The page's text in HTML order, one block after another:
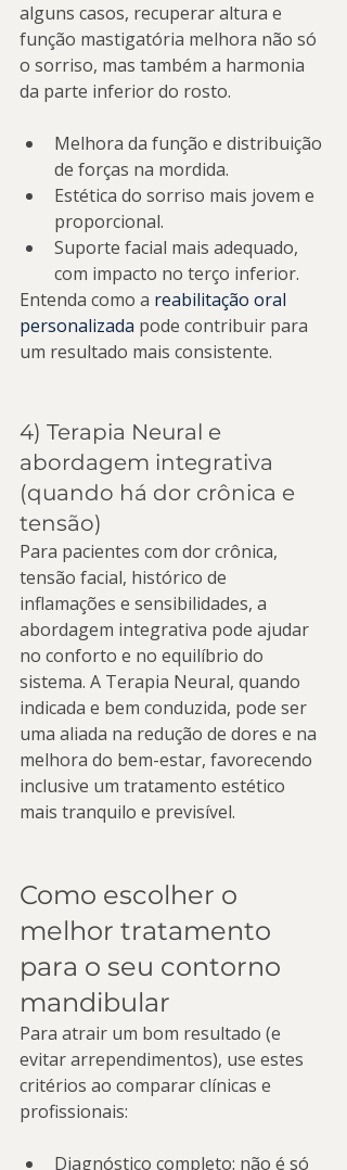
alguns casos, recuperar altura e
função mastigatória melhora não só
o sorriso, mas também a harmonia
da parte inferior do rosto.
Melhora da função e distribuição
de forças na mordida.
Estética do sorriso mais jovem e
proporcional.
Suporte facial mais adequado,
com impacto no terço inferior.
Entenda como a reabilitação oral
personalizada pode contribuir para
um resultado mais consistente.
4) Terapia Neural e
abordagem integrativa
(quando há dor crônica e
tensão)
Para pacientes com dor crônica,
tensão facial, histórico de
inflamações e sensibilidades, a
abordagem integrativa pode ajudar
no conforto e no equilíbrio do
sistema. A Terapia Neural, quando
indicada e bem conduzida, pode ser
uma aliada na redução de dores e na
melhora do bem-estar, favorecendo
inclusive um tratamento estético
mais tranquilo e previsível.
Como escolher o
melhor tratamento
para o seu contorno
mandibular
Para atrair um bom resultado (e
evitar arrependimentos), use estes
critérios ao comparar clínicas e
profissionais:
Diagnóstico completo: não é só